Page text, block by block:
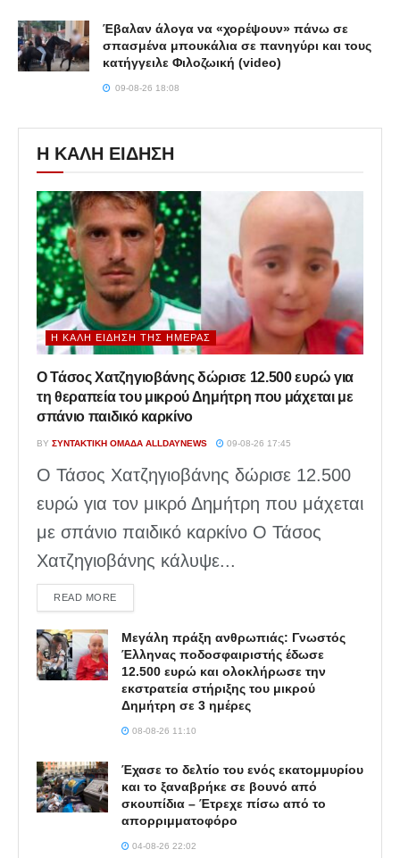
Έβαλαν άλογα να «χορέψουν» πάνω σε
σπασμένα μπουκάλια σε πανηγύρι και τους
κατήγγειλε Φιλοζωική (video)
09-08-26 18:08
Η ΚΑΛΗ ΕΙΔΗΣΗ
Η ΚΑΛΉ ΕΊΔΗΣΗ ΤΗΣ ΗΜΈΡΑΣ
Ο Τάσος Χατζηγιοβάνης δώρισε 12.500 ευρώ για
τη θεραπεία του μικρού Δημήτρη που μάχεται με
σπάνιο παιδικό καρκίνο
BY ΣΥΝΤΑΚΤΙΚΉ ΟΜΆΔΑ ALLDAYNEWS 09-08-26 17:45
Ο Τάσος Χατζηγιοβάνης δώρισε 12.500
ευρώ για τον μικρό Δημήτρη που μάχεται
με σπάνιο παιδικό καρκίνο Ο Τάσος
Χατζηγιοβάνης κάλυψε...
READ MOREDETAILS
Μεγάλη πράξη ανθρωπιάς: Γνωστός
Έλληνας ποδοσφαιριστής έδωσε
12.500 ευρώ και ολοκλήρωσε την
εκστρατεία στήριξης του μικρού
Δημήτρη σε 3 ημέρες
08-08-26 11:10
Έχασε το δελτίο του ενός εκατομμυρίου
και το ξαναβρήκε σε βουνό από
σκουπίδια – Έτρεχε πίσω από το
απορριμματοφόρο
04-08-26 22:02